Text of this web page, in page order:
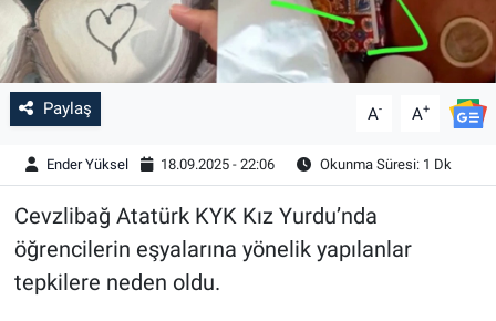
Paylaş A- A+
Ender Yüksel 18.09.2025 - 22:06 Okunma Süresi: 1 Dk
Cevzlibağ Atatürk KYK Kız Yurdu’nda
öğrencilerin eşyalarına yönelik yapılanlar
tepkilere neden oldu.